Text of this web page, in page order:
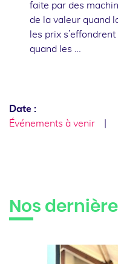
faite par des
de la valeur quand
les prix
quand les …
Date :
Événements à venir
Nos